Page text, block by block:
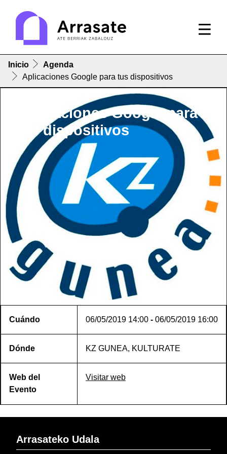
Inicio
Agenda
Aplicaciones Google para tus dispositivos
Aplicaciones Google para
tus dispositivos
Cuándo 06/05/2019 14:00 - 06/05/2019 16:00
Dónde KZ GUNEA, KULTURATE
Web del
Evento
Visitar web
Arrasateko Udala